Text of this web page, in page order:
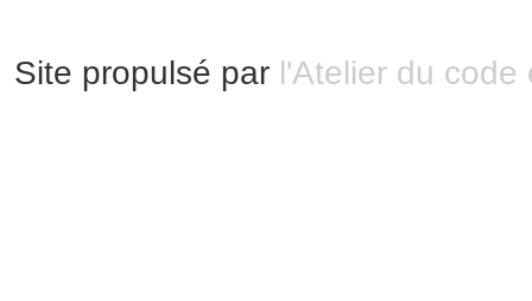
Site propulsé par l'Atelier du